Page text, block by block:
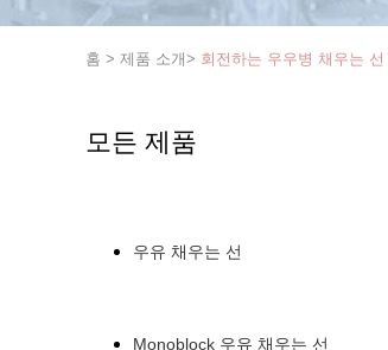
홈 > 제품 소개> 회전하는 우우병 채우는 선
모든 제품
우유 채우는 선
Monoblock 우유 채우는 선